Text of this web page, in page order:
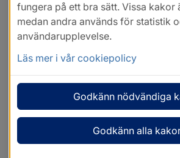
fungera på ett bra sätt. Vissa kakor
medan andra används för statistik
användarupplevelse.
Läs mer i vår cookiepolicy
Godkänn nödvändiga
Godkänn alla